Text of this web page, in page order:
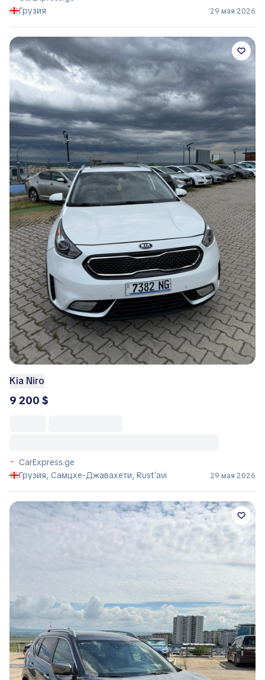
Грузия
29 мая 2026
Kia Niro
9 200 $
CarExpress.ge
Грузия, Самцхе-Джавахети, Rust’avi
29 мая 2026